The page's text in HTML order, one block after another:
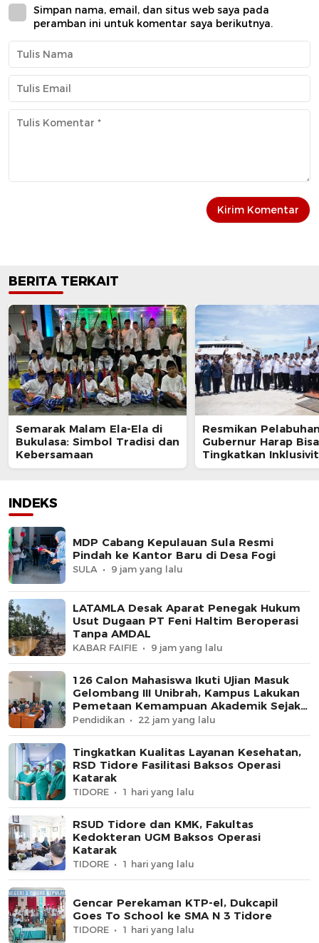
Simpan nama, email, dan situs web saya pada
peramban ini untuk komentar saya berikutnya.
BERITA TERKAIT
Semarak Malam Ela-Ela di
Bukulasa: Simbol Tradisi dan
Kebersamaan
Resmikan
Gubernur Harap Bisa
Tingkatkan
Ekonomi Maluku
INDEKS
MDP Cabang Kepulauan Sula Resmi
Pindah ke Kantor Baru di Desa Fogi
SULA 9 jam yang lalu
LATAMLA Desak Aparat Penegak Hukum
Usut Dugaan PT Feni Haltim Beroperasi
Tanpa AMDAL
KABAR FAIFIE 9 jam yang lalu
126 Calon Mahasiswa Ikuti Ujian Masuk
Gelombang III Unibrah, Kampus Lakukan
Pemetaan Kemampuan Akademik Sejak
Awal
Pendidikan 22 jam yang lalu
Tingkatkan Kualitas Layanan Kesehatan,
RSD Tidore Fasilitasi Baksos Operasi
Katarak
TIDORE 1 hari yang lalu
RSUD Tidore dan KMK, Fakultas
Kedokteran UGM Baksos Operasi
Katarak
TIDORE 1 hari yang lalu
Gencar Perekaman KTP-el, Dukcapil
Goes To School ke SMA N 3 Tidore
TIDORE 1 hari yang lalu